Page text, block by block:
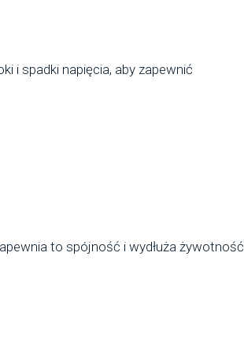
i spadki napięcia, aby zapewnić
to spójność i wydłuża żywotność